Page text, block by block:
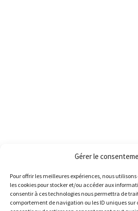
Gérer le
Pour offrir les meilleures expériences, nous
les cookies pour stocker et/ou accéder aux
consentir à ces technologies nous permettra de
comportement de navigation ou les ID uniques sur